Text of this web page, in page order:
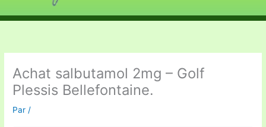
Achat salbutamol 2mg – Golf
Plessis Bellefontaine.
Par /